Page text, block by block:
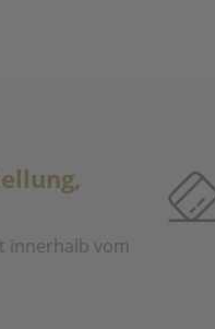
innerhalb vom